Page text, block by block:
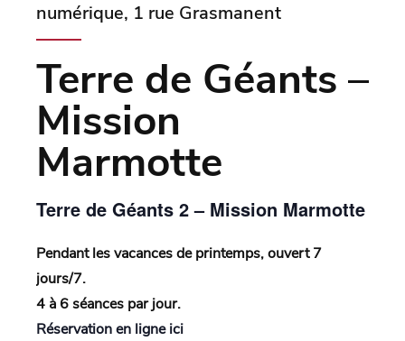
numérique, 1 rue Grasmanent
Terre de Géants –
Mission
Marmotte
Terre de Géants 2 – Mission Marmotte
Pendant les vacances de printemps, ouvert 7
jours/7.
4 à 6 séances par jour.
Réservation en ligne ici